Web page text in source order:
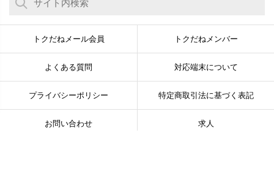
トクだねメール会員 トクだねメンバー
よくある質問 対応端末について
プライバシーポリシー 特定商取引法に基づく表記
お問い合わせ 求人